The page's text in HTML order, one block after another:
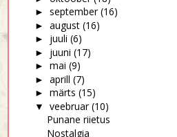
► september (16)
► august (16)
► juuli (6)
► juuni (17)
► mai (9)
► aprill (7)
► märts (15)
▼ veebruar (10)
Punane riietus
Nostalgia